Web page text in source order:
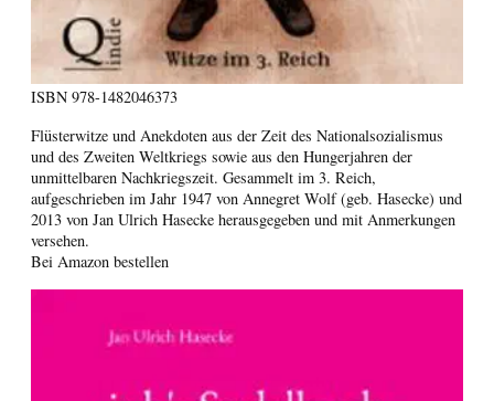
ISBN 978-1482046373
Flüsterwitze und Anekdoten aus der Zeit des Nationalsozialismus
und des Zweiten Weltkriegs sowie aus den Hungerjahren der
unmittelbaren Nachkriegszeit. Gesammelt im 3. Reich,
aufgeschrieben im Jahr 1947 von Annegret Wolf (geb. Hasecke) und
2013 von Jan Ulrich Hasecke herausgegeben und mit Anmerkungen
versehen.
Bei Amazon bestellen